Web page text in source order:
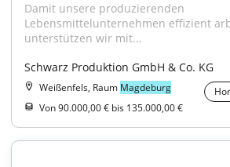
Damit unsere produzierenden
Lebensmittelunternehmen effizient
unterstützen wir mit...
Schwarz Produktion GmbH & Co. KG
Weißenfels, Raum Magdeburg
Von 90.000,00 € bis 135.000,00 €